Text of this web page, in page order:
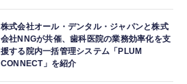
株式会社オール・デンタル・ジャパンと株式
会社NNGが共催、歯科医院の業務効率化を支
援する院内一括管理システム「PLUM
CONNECT」を紹介